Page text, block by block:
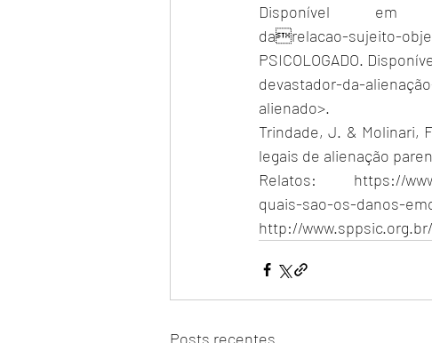
Disponível em
darelacao-sujeito-
PSICOLOGADO.
devastador-da-
alienado>.
Trindade, J. & Molinari,
legais de alienação
Relatos: https://
quais-sao-os-danos-
http://
Posts recentes